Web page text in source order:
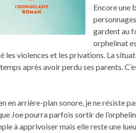
Encore une
gardent au
orphelinat
les violences et les privations. La
après avoir perdu ses parents.
en arrière-plan sonore, je ne résiste
Joe pourra parfois sortir de
à apprivoiser mais elle reste une